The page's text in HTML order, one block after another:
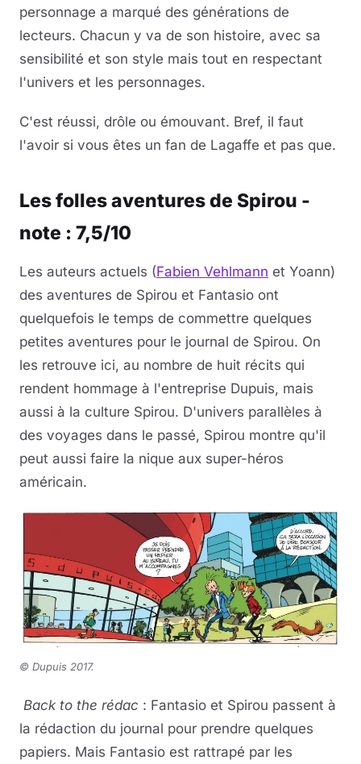
personnage a marqué des générations de
lecteurs. Chacun y va de son histoire, avec sa
sensibilité et son style mais tout en respectant
l'univers et les personnages.
C'est réussi, drôle ou émouvant. Bref, il faut
l'avoir si vous êtes un fan de Lagaffe et pas que.
Les folles aventures de Spirou -
note : 7,5/10
Les auteurs actuels (Fabien Vehlmann et Yoann)
des aventures de Spirou et Fantasio ont
quelquefois le temps de commettre quelques
petites aventures pour le journal de Spirou. On
les retrouve ici, au nombre de huit récits qui
rendent hommage à l'entreprise Dupuis, mais
aussi à la culture Spirou. D'univers parallèles à
des voyages dans le passé, Spirou montre qu'il
peut aussi faire la nique aux super-héros
américain.
© Dupuis 2017.
Back to the rédac : Fantasio et Spirou passent à
la rédaction du journal pour prendre quelques
papiers. Mais Fantasio est rattrapé par les